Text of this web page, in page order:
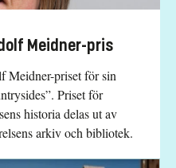
Meidner-pris
Meidner-priset för sin
Priset för
historia delas ut av
arkiv och bibliotek.